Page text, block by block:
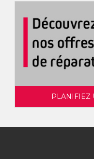
PLANIFIEZ